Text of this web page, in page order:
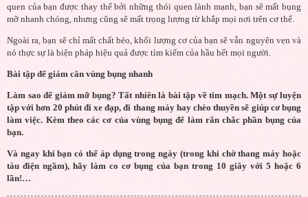
quen của bạn được thay thế bởi những thói quen lành mạnh, bạn sẽ mất bụng
mỡ nhanh chóng, nhưng cũng sẽ mất trọng lượng từ khắp mọi nơi trên cơ thể.
Ngoài ra, bạn sẽ chỉ mất chất béo, khối lượng cơ của bạn sẽ vẫn nguyên vẹn và
nó thực sự là biện pháp hiệu quả được tìm kiếm của hầu hết mọi người.
Bài tập để giảm cân vùng bụng nhanh
Làm sao để giảm mỡ bụng? Tất nhiên là bài tập về tim mạch. Một sự luyện
tập với hơn 20 phút đi xe đạp, đi thang máy hay chèo thuyền sẽ giúp cơ bụng
làm việc. Kèm theo các cơ của vùng bụng để làm rắn chắc phần bụng của
bạn.
Và ngay khi bạn có thể áp dụng trong ngày (trong khi chờ thang máy hoặc
tàu điện ngầm), hãy làm co cơ bụng của bạn trong 10 giây với 5 hoặc 6
lần!…